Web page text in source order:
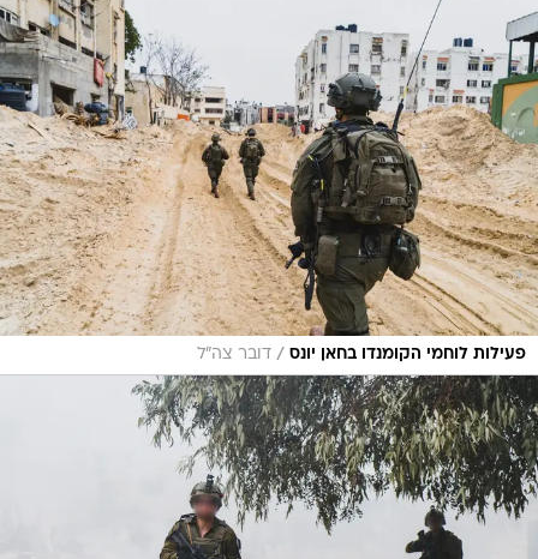
פעילות לוחמי הקומנדו בחאן יונס / דובר צה"ל